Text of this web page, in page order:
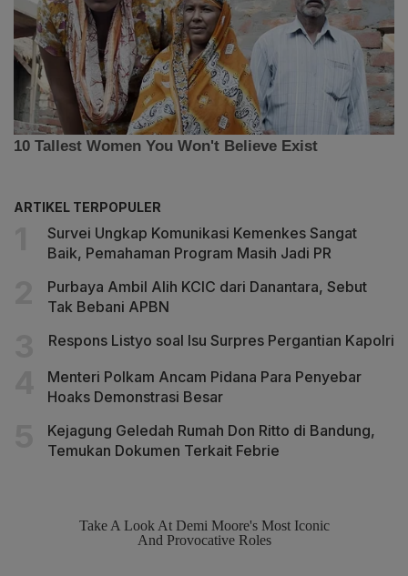
ARTIKEL TERPOPULER
Survei Ungkap Komunikasi Kemenkes Sangat
Baik, Pemahaman Program Masih Jadi PR
Purbaya Ambil Alih KCIC dari Danantara, Sebut
Tak Bebani APBN
Respons Listyo soal Isu Surpres Pergantian Kapolri
Menteri Polkam Ancam Pidana Para Penyebar
Hoaks Demonstrasi Besar
Kejagung Geledah Rumah Don Ritto di Bandung,
Temukan Dokumen Terkait Febrie